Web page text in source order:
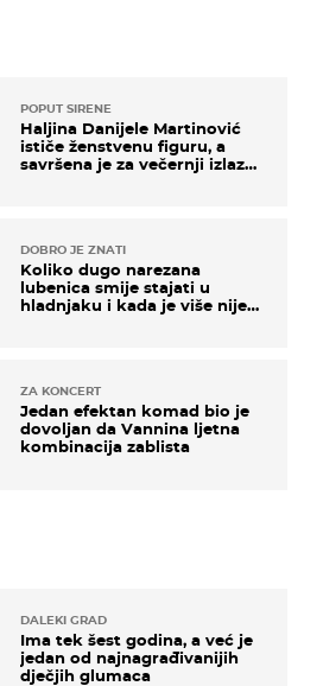
DALEKI GRAD
Ima tek šest godina, a već je
jedan od najnagrađivanijih
dječjih glumaca
POPUT SIRENE
Haljina Danijele Martinović
ističe ženstvenu figuru, a
savršena je za večernji izlazak
DOBRO JE ZNATI
Koliko dugo narezana
lubenica smije stajati u
hladnjaku i kada je više nije
ZA KONCERT
Jedan efektan komad bio je
dovoljan da Vannina ljetna
kombinacija zablista